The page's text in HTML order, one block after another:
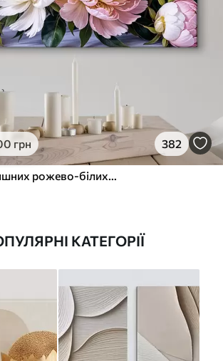
грн 382
Букет великих пишних рожево-білих квітів півонії із зеленим листям на м’якому розмитому фоні
КАТЕГОРІЇ